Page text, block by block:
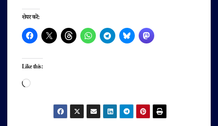
शेयर करें:
Like this:
Loading…